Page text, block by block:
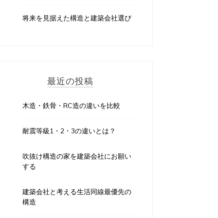
将来を見据えた構造と建築会社選び
最近の投稿
木造・鉄骨・RC造の違いを比較
耐震等級1・2・3の違いとは？
吹抜け構造の家を建築会社にお願い
する
建築会社と考える生活同線最優先の
構造